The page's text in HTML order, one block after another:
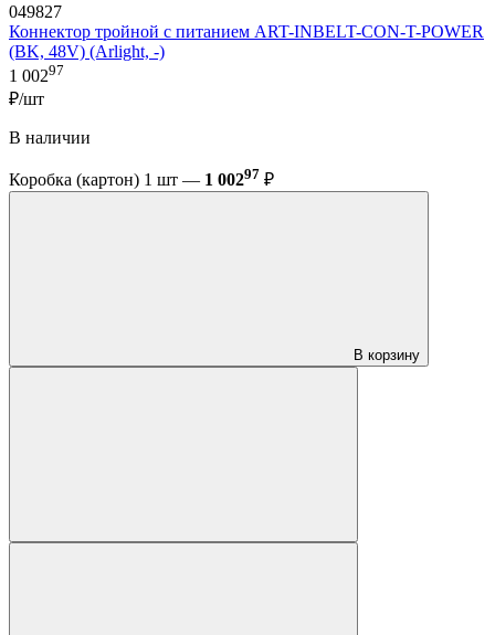
049827
Коннектор тройной с питанием ART-INBELT-CON-T-POWER
(BK, 48V) (Arlight, -)
1 00297
₽/шт
В наличии
Коробка (картон) 1 шт — 1 00297 ₽
В корзину